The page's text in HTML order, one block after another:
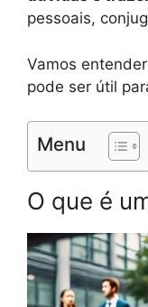
pessoais,
Vamos
pode ser útil
Menu
O que é